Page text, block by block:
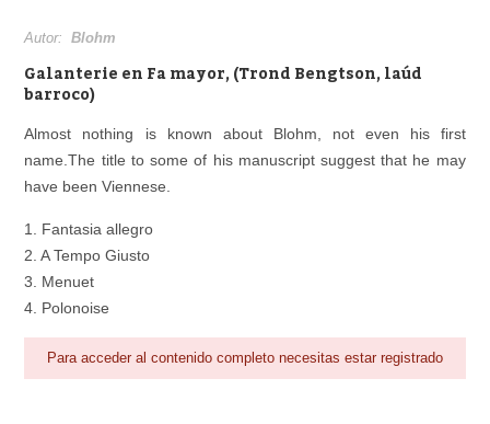
Biblioteca
Área personal Reproductor
Autor:Blohm
Galanterie en Fa mayor, (Trond Bengtson, laúd
barroco)
Almost nothing is known about Blohm, not even his first
name.The title to some of his manuscript suggest that he may
have been Viennese.
1. Fantasia allegro
2. A Tempo Giusto
3. Menuet
4. Polonoise
Para acceder al contenido completo necesitas estar registrado